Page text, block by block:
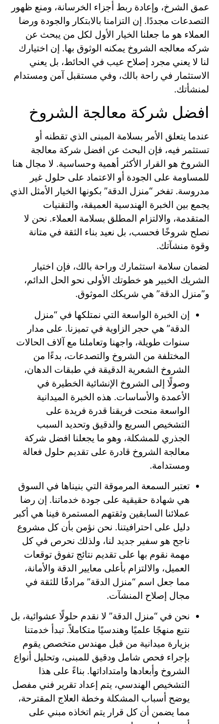
عمق الشرخ، وإعادة ربط أجزاء الخرسانة، ومنع ظهور
التصدعات مجددًا. إن التزامنا بالابتكار والجودة ورضا
العملاء هو ما جعلنا الخيار الأول لكل من يبحث عن
شركه معالجه الشروخ يمكنه الوثوق بها. إن اختيارك
لنا لا يعني مجرد إصلاح عيب في الحائط، بل يعني
الاستثمار في راحة بالك، وفي مستقبل آمن ومستدام
لمنشأتك.
افضل شركة معالجة الشروخ
عندما يتعلق الأمر بسلامة المبنى الذي تقطنه أو
تستثمر فيه، فإن البحث عن افضل شركة معالجة
الشروخ هو القرار الأكثر أهمية وحساسية. لا مجال هنا
للمساومة على الجودة أو الاعتماد على حلول غير
مدروسة. تفخر “منزل الدقة” بكونها الخيار الأمثل الذي
يجمع بين الخبرة الهندسية العميقة، والتقنيات
المتقدمة، والالتزام المطلق بسلامة العملاء. نحن لا
نصلح شروخًا فحسب، بل نعيد بناء الثقة في متانة
وقوة منشآتك.
لضمان سلامة استثمارك وراحة بالك، فإن اختيار
الشريك الخبير هو خطوتك الأولى نحو الحل الدائم،
و”منزل الدقة” هي شريكك الموثوق.
إن الخبرة الواسعة التي نمتلكها في “منزل
الدقة” هي حجر الزاوية في تميزنا. على مدار
سنوات طويلة، واجهنا وتعاملنا مع آلاف الحالات
المختلفة من الشروخ والتصدعات، بدءًا من
الشروخ الشعرية الدقيقة في طبقات الدهان،
وصولًا إلى الشروخ الإنشائية الخطيرة في
الأعمدة والأساسات. هذه الخبرة الميدانية
الواسعة منحت فريقنا قدرة فريدة على
التشخيص السريع والدقيق وتحديد السبب
الجذري للمشكلة، وهو ما يجعلنا افضل شركة
معالجة الشروخ قادرة على تقديم حلول فعالة
ومستدامة.
تعتبر السمعة المرموقة التي بنيناها في السوق
هي شهادة حقيقية على جودة خدماتنا. إن رضا
عملائنا السابقين وثقتهم المستمرة فينا هي أكبر
دليل على احترافيتنا. نحن نؤمن بأن كل مشروع
ناجح هو سفير جديد لنا، ولذلك نحرص في كل
مهمة نقوم بها على تقديم نتائج تفوق توقعات
العميل، والالتزام بأعلى معايير الدقة والأمانة،
مما جعل اسم “منزل الدقة” مرادفًا للثقة في
مجال إصلاح المنشآت.
نحن في “منزل الدقة” لا نقدم حلولًا عشوائية، بل
نتبع منهجًا علميًا وهندسيًا متكاملاً. تبدأ خدمتنا
بزيارة ميدانية من قبل مهندس متخصص يقوم
بإجراء فحص شامل ودقيق للمبنى، وتحليل أنواع
الشروخ وأبعادها وامتداداتها. بناءً على هذا
التشخيص الهندسي، يتم إعداد تقرير فني مفصل
يوضح أسباب المشكلة وخطة العلاج المقترحة،
مما يضمن أن كل قرار يتم اتخاذه مبني على